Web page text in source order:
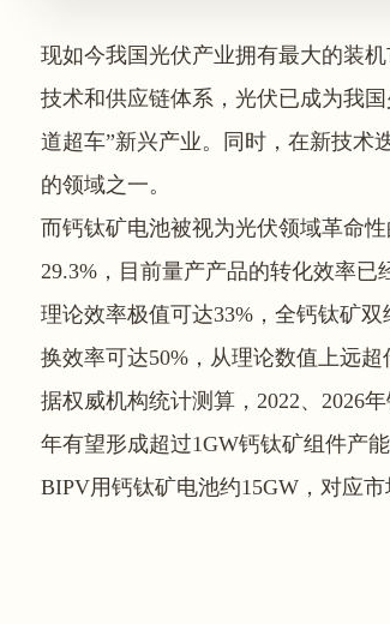
现如今我国光伏产业拥有最大的装
技术和供应链体系，光伏已成为我
道超车”新兴产业。同时，在新技术
的领域之一。
而钙钛矿电池被视为光伏领域革命
29.3%，目前量产产品的转化效率
理论效率极值可达33%，全钙钛矿
换效率可达50%，从理论数值上远超
据权威机构统计测算，2022、2026
年有望形成超过1GW钙钛矿组件产
BIPV用钙钛矿电池约15GW，对应市